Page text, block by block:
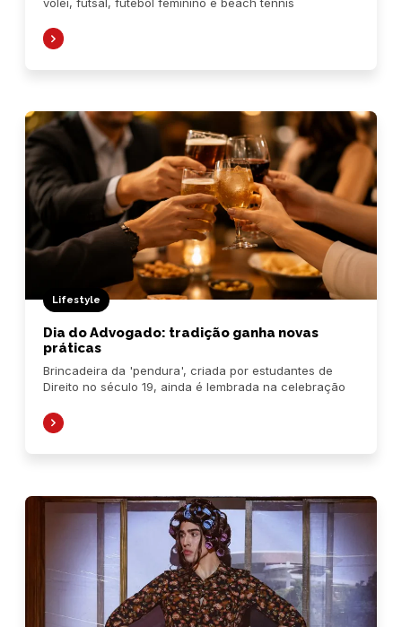
Lifestyle
Dia do Advogado: tradição ganha novas
práticas
Brincadeira da 'pendura', criada por estudantes de
Direito no século 19, ainda é lembrada na celebração